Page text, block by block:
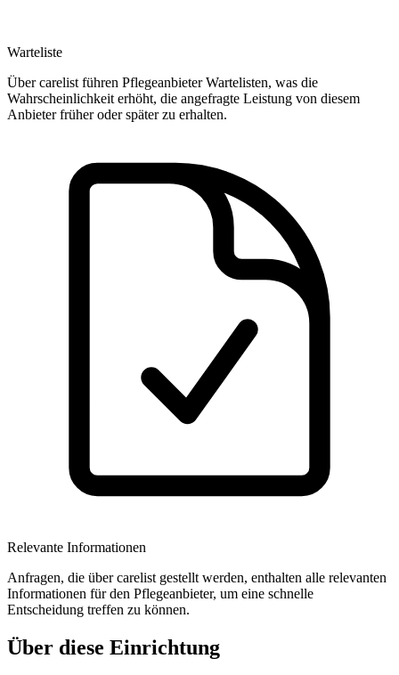
Warteliste
Über carelist führen Pflegeanbieter Wartelisten, was die
Wahrscheinlichkeit erhöht, die angefragte Leistung von diesem
Anbieter früher oder später zu erhalten.
Relevante Informationen
Anfragen, die über carelist gestellt werden, enthalten alle relevanten
Informationen für den Pflegeanbieter, um eine schnelle
Entscheidung treffen zu können.
Über diese Einrichtung